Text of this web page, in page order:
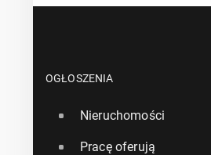
OGŁOSZENIA
Nieruchomości
Pracę oferują